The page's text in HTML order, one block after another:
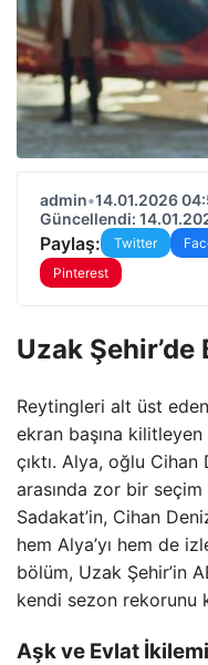
admin•14.01.2026
Güncellendi:
Paylaş: Twitter
Pinterest
Uzak
Reytingleri alt üst
ekran başına
çıktı. Alya, oğlu
arasında zor bir
Sadakat’in, Cihan
hem Alya’yı hem de
bölüm, Uzak Şehir’in
kendi sezon rekorunu
Aşk ve Evlat İkilemi